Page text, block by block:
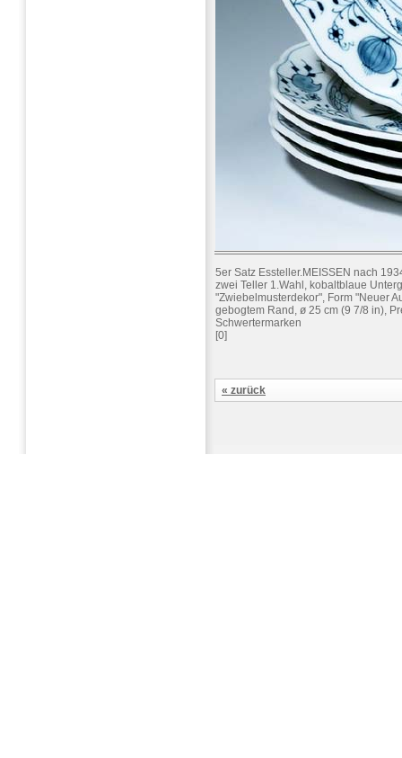
5er Satz Essteller.MEISSEN nach
zwei Teller 1.Wahl, kobaltblaue
"Zwiebelmusterdekor", Form "Neuer
gebogtem Rand, ø 25 cm (9 7/8 in),
Schwertermarken
[0]
« zurück